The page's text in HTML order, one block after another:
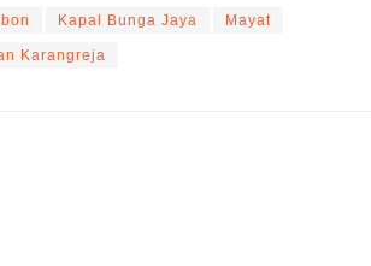
Kapal Bunga Jaya Mayat
Karangreja